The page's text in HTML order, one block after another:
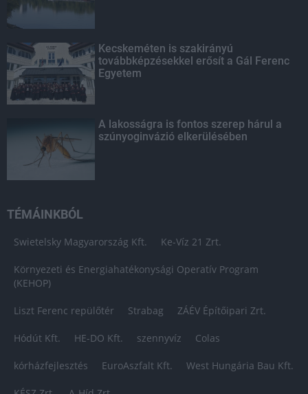
Kecskeméten is szakirányú
továbbképzésekkel erősít a Gál Ferenc
Egyetem
A lakosságra is fontos szerep hárul a
szúnyoginvázió elkerülésében
TÉMÁINKBÓL
Swietelsky Magyarország Kft. Ke-Víz 21 Zrt.
Környezeti és Energiahatékonysági Operatív Program
(KEHOP)
Liszt Ferenc repülőtér Strabag ZÁÉV Építőipari Zrt.
Hódút Kft. HE-DO Kft. szennyvíz Colas
kórházfejlesztés EuroAszfalt Kft. West Hungária Bau Kft.